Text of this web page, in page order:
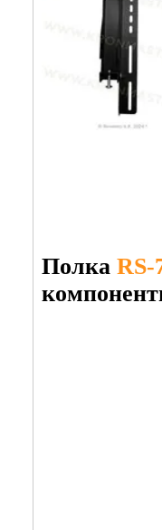
Полка RS-